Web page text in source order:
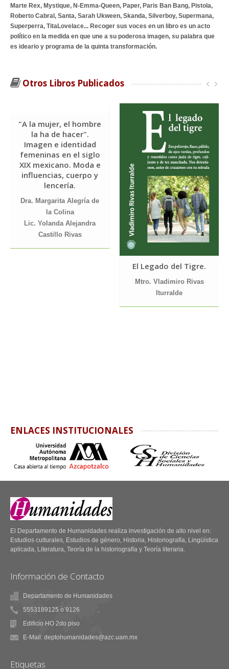
Marte Rex, Mystique, N-Emma-Queen, Paper, Paris Ban Bang, Pistola,
Roberto Cabral, Santa, Sarah Ukween, Skanda, Silverboy, Supermana,
Superperra, TitaLovelace... Recoger sus voces en un libro es un acto
político en la medida en que une a su poderosa imagen, su palabra que
es ideario y programa de la quinta transformación.
Otros Libros Publicados
"A la mujer, el hombre
la ha de hacer".
Imagen e identidad
femeninas en el siglo
XIX mexicano. Moda e
influencias, cuerpo y
lencería.
Dra. Margarita Alegría de
la Colina
Lic. Yolanda Alejandra
Castillo Rivas
El Legado del Tigre.
Mtro. Vladimiro Rivas
Iturralde
ENLACES INSTITUCIONALES
El Departamento de Humanidades realiza investigación de alto nivel en:
Estudios culturales, Estudios de género, Historia, Historiografía, Lingüística
aplicada, Literatura, Teoría de la historiografía y Teoría literaria.
Información de Contacto
Departamento de Humanidades
5553189125 o 9126
Edificio HO 2do piso
E-Mail: deptohumanidades@azc.uam.mx
Etiquetas